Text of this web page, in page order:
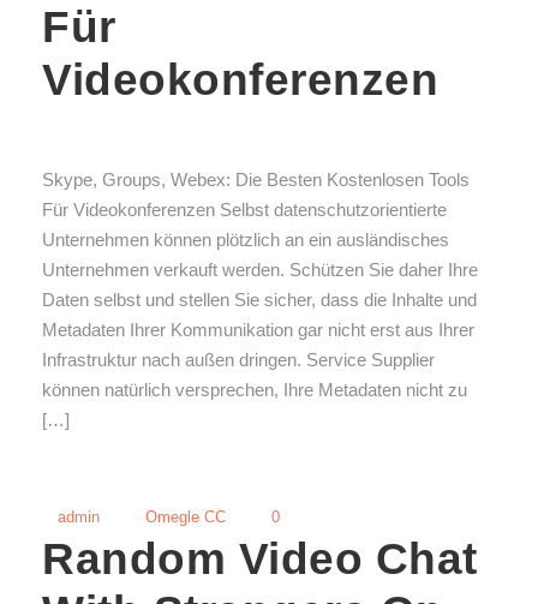
Für
Videokonferenzen
Skype, Groups, Webex: Die Besten Kostenlosen Tools
Für Videokonferenzen Selbst datenschutzorientierte
Unternehmen können plötzlich an ein ausländisches
Unternehmen verkauft werden. Schützen Sie daher Ihre
Daten selbst und stellen Sie sicher, dass die Inhalte und
Metadaten Ihrer Kommunikation gar nicht erst aus Ihrer
Infrastruktur nach außen dringen. Service Supplier
können natürlich versprechen, Ihre Metadaten nicht zu
[…]
admin Omegle CC 0
Random Video Chat